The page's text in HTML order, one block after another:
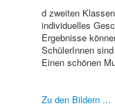
d zweiten
individuelles
Ergebnisse
SchülerInnen
Einen schönen
Zu den Bildern ...